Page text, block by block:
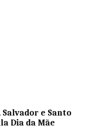
Salvador e Santo
Dia da Mãe